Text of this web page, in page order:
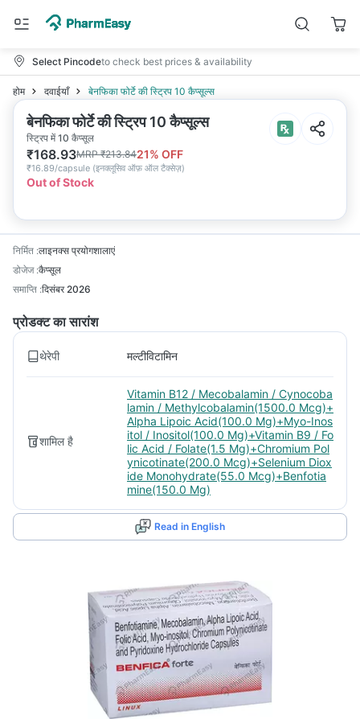
Select Pincodeto check best prices & availability
होम दवाईयाँ बेनफिका फोर्टे की स्ट्रिप 10 कैप्सूल्स
बेनफिका फोर्टे की स्ट्रिप 10 कैप्सूल्स
स्ट्रिप में 10 कैप्सूल
₹168.93MRP₹213.8421% OFF
₹16.89/capsule (इनक्लूसिव ऑफ़ ऑल टैक्सेज़)
Out of Stock
निर्मित :लाइनक्स प्रयोगशालाएं
डोजेज :कैप्सूल
समाप्ति :दिसंबर 2026
प्रोडक्ट का सारांश
थेरेपी मल्टीविटामिन
शामिल है
Vitamin B12 / Mecobalamin / Cynocoba
lamin / Methylcobalamin(1500.0 Mcg)+
Alpha Lipoic Acid(100.0 Mg)+Myo-Inos
itol / Inositol(100.0 Mg)+Vitamin B9 / Fo
lic Acid / Folate(1.5 Mg)+Chromium Pol
ynicotinate(200.0 Mcg)+Selenium Diox
ide Monohydrate(55.0 Mcg)+Benfotia
mine(150.0 Mg)
Read in English